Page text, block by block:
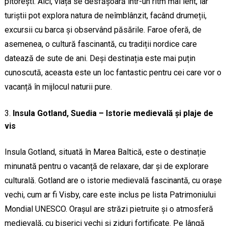
turiștii pot explora natura de neîmblânzit, facând drumeții,
excursii cu barca și observând păsările. Faroe oferă, de
asemenea, o cultură fascinantă, cu tradiții nordice care
datează de sute de ani. Deși destinația este mai puțin
cunoscută, aceasta este un loc fantastic pentru cei care vor o
vacanță în mijlocul naturii pure.
Insula Gotland, Suedia – Istorie medievală și plaje de
vis
Insula Gotland, situată în Marea Baltică, este o destinație
minunată pentru o vacanță de relaxare, dar și de explorare
culturală. Gotland are o istorie medievală fascinantă, cu orașe
vechi, cum ar fi Visby, care este inclus pe lista Patrimoniului
Mondial UNESCO. Orașul are străzi pietruite și o atmosferă
medievală, cu biserici vechi și ziduri fortificate. Pe lângă